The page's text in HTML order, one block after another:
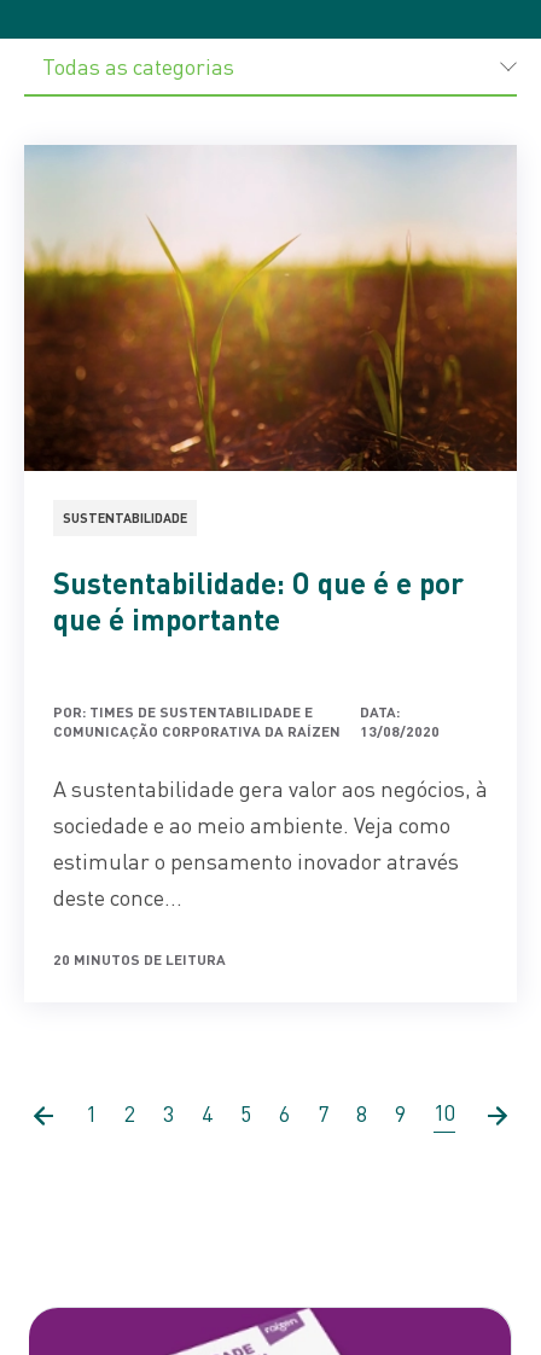
Todas as categorias
SUSTENTABILIDADE
Sustentabilidade: O que é e por
que é importante
POR: TIMES DE SUSTENTABILIDADE E
COMUNICAÇÃO CORPORATIVA DA RAÍZEN
DATA:
13/08/2020
A sustentabilidade gera valor aos negócios, à
sociedade e ao meio ambiente. Veja como
estimular o pensamento inovador através
deste conce...
20 MINUTOS DE LEITURA
1 2 3 4 5 6 7 8 9 10